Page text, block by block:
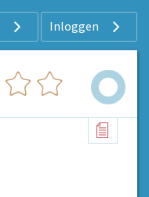
Inloggen